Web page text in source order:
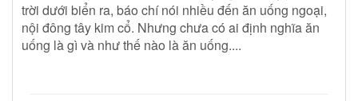
trời dưới biển ra, báo chí nói nhiều đến ăn uống ngoại,
nội đông tây kim cổ. Nhưng chưa có ai định nghĩa ăn
uống là gì và như thế nào là ăn uống....